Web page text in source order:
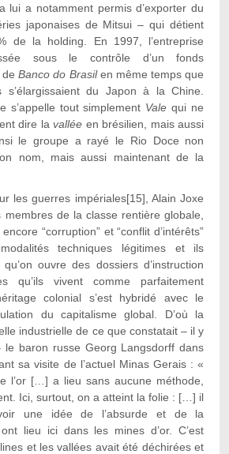
lui a notamment permis d’exporter du
japonaises de Mitsui – qui détient
de la holding. En 1997, l’entreprise
sous le contrôle d’un fonds
deBanco do Brasilen même temps que
s’élargissaient du Japon à la Chine.
s’appelle tout simplement Vale qui ne
dire lavallée en brésilien, mais aussi
le groupe a rayé le Rio Doce non
nom, mais aussi maintenant de la
les guerres impériales[15] , Alain Joxe
de la classe rentière globale,
“corruption” et “conflit d’intérêts”
techniques légitimes et ils
qu’on ouvre des dossiers d’instruction
qu’ils vivent comme parfaitement
colonial s’est hybridé avec le
du capitalisme global. D’où la
industrielle de ce que constatait – il y
le baron russe Georg Langsdorff dans
sa visite de l’actuel Minas Gerais : «
l’or […] a lieu sans aucune méthode,
Ici, surtout, on a atteint la folie : […] il
une idée de l’absurde et de la
lieu ici dans les mines d’or. C’est
et les vallées avait été déchirées et